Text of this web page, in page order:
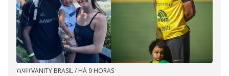
VANITY BRASIL/ HÁ 9 HORAS